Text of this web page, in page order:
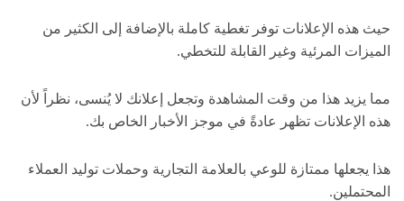
حيث هذه الإعلانات توفر تغطية كاملة بالإضافة إلى الكثير من
الميزات المرئية وغير القابلة للتخطي.
مما يزيد هذا من وقت المشاهدة وتجعل إعلانك لا يُنسى، نظراً لأن
هذه الإعلانات تظهر عادةً في موجز الأخبار الخاص بك.
هذا يجعلها ممتازة للوعي بالعلامة التجارية وحملات توليد العملاء
المحتملين.